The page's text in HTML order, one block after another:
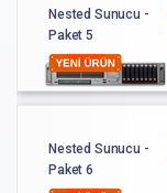
Nested Sunucu -
Paket 5
Nested Sunucu -
Paket 6